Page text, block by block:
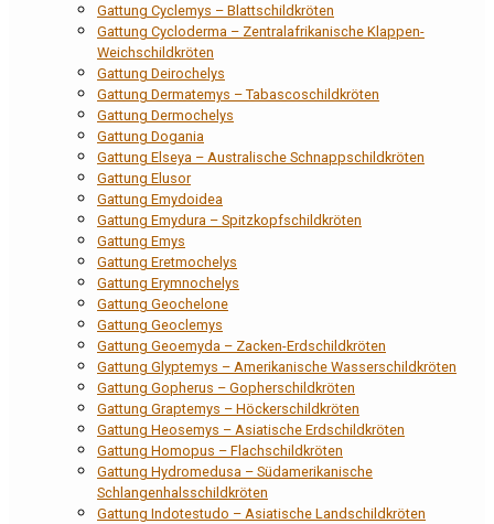
Gattung Cyclemys – Blattschildkröten
Gattung Cycloderma – Zentralafrikanische Klappen-
Weichschildkröten
Gattung Deirochelys
Gattung Dermatemys – Tabascoschildkröten
Gattung Dermochelys
Gattung Dogania
Gattung Elseya – Australische Schnappschildkröten
Gattung Elusor
Gattung Emydoidea
Gattung Emydura – Spitzkopfschildkröten
Gattung Emys
Gattung Eretmochelys
Gattung Erymnochelys
Gattung Geochelone
Gattung Geoclemys
Gattung Geoemyda – Zacken-Erdschildkröten
Gattung Glyptemys – Amerikanische Wasserschildkröten
Gattung Gopherus – Gopherschildkröten
Gattung Graptemys – Höckerschildkröten
Gattung Heosemys – Asiatische Erdschildkröten
Gattung Homopus – Flachschildkröten
Gattung Hydromedusa – Südamerikanische
Schlangenhalsschildkröten
Gattung Indotestudo – Asiatische Landschildkröten